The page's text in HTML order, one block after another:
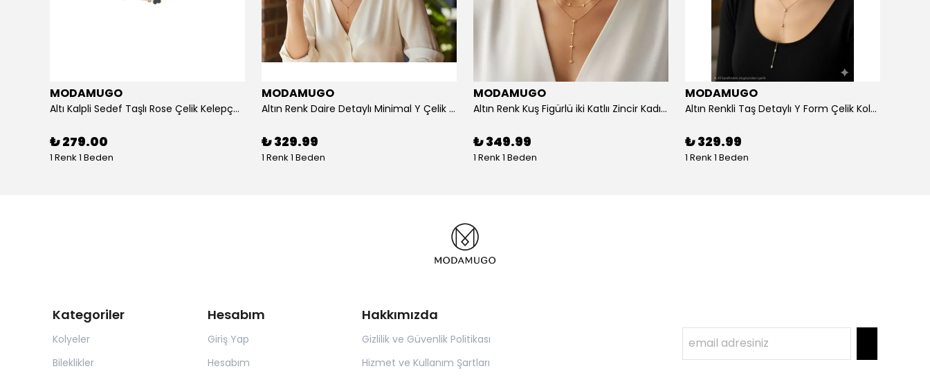
MODAMUGO
Altı Kalpli Sedef Taşlı Rose Çelik Kelepçe Bileklik
₺ 279.00
1 Renk 1 Beden
MODAMUGO
Altın Renk Daire Detaylı Minimal Y Çelik Kolye
₺ 329.99
1 Renk 1 Beden
MODAMUGO
Altın Renk Kuş Figürlü iki Katlıı Zincir Kadın Y Kolye
₺ 349.99
1 Renk 1 Beden
MODAMUGO
Altın Renkli Taş Detaylı Y Form Çelik Kolye
₺ 329.99
1 Renk 1 Beden
Kategoriler
Kolyeler
Bileklikler
Hesabım
Giriş Yap
Hesabım
Hakkımızda
Gizlilik ve Güvenlik Politikası
Hizmet ve Kullanım Şartları